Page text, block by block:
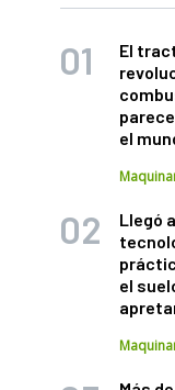
El
el
Llegó
el